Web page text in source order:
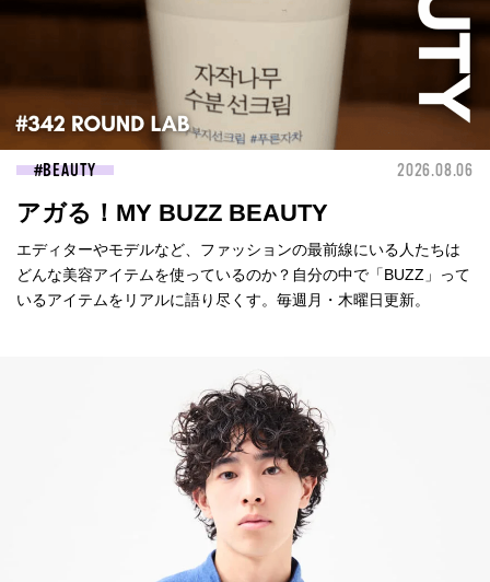
BEAUTY 2026.08.06
アガる！MY BUZZ BEAUTY
エディターやモデルなど、ファッションの最前線にいる人たちは
どんな美容アイテムを使っているのか？自分の中で「BUZZ」って
いるアイテムをリアルに語り尽くす。毎週月・木曜日更新。